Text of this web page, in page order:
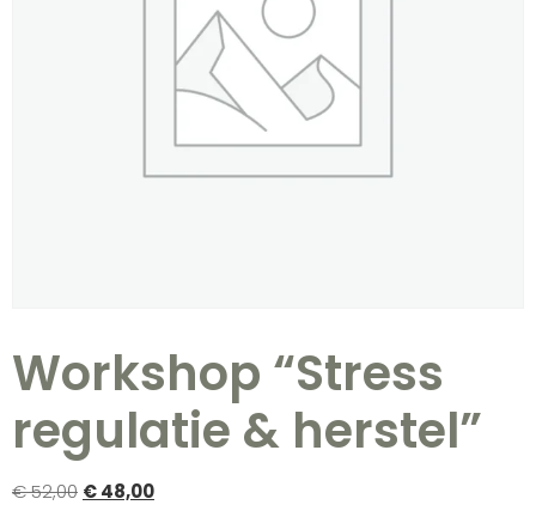
Workshop “Stress
regulatie & herstel”
€52,00 €48,00